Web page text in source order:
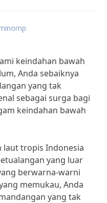
keindahan bawah
Anda sebaiknya
yang tak
sebagai surga bagi
keindahan bawah
laut tropis Indonesia
yang luar
berwarna-warni
memukau, Anda
yang tak